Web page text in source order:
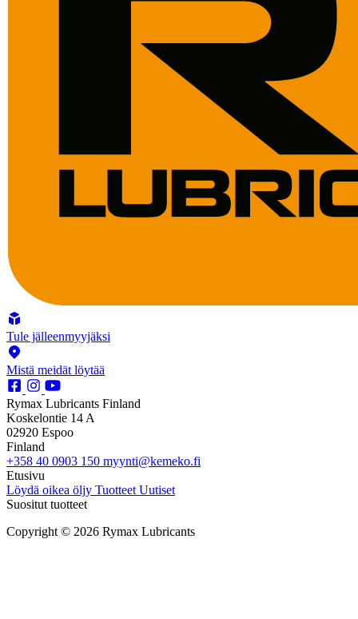
Tule jälleenmyyjäksi
Mistä meidät löytää
Rymax Lubricants Finland
Koskelontie 14 A
02920 Espoo
Finland
+358 40 0903 150 myynti@kemeko.fi
Etusivu
Löydä oikea öljy Tuotteet Uutiset
Suositut tuotteet
Copyright © 2026 Rymax Lubricants